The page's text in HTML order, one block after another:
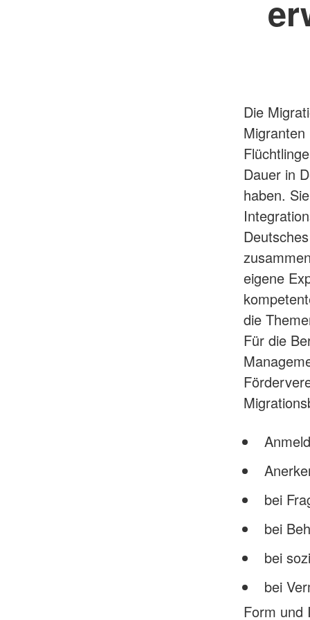
Die
Dauer in
haben.
eigene
die
Für die
bei
bei
bei
bei
Form und